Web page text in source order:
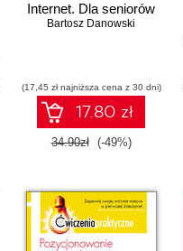
Internet. Dla seniorów
Bartosz Danowski
(17,45 zł najniższa cena z 30 dni)
17.80 zł
34.90zł (-49%)